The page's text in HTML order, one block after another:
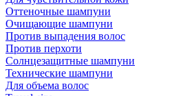
Оттеночные шампуни
Очищающие шампуни
Против выпадения волос
Против перхоти
Солнцезащитные шампуни
Технические шампуни
Для объема волос